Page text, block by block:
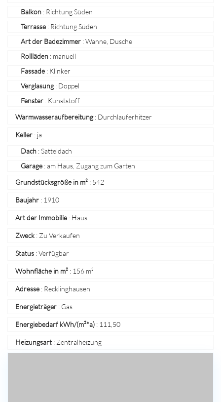
Balkon : Richtung Süden
Terrasse : Richtung Süden
Art der Badezimmer : Wanne, Dusche
Rollläden : manuell
Fassade : Klinker
Verglasung: Doppel
Fenster : Kunststoff
Warmwasseraufbereitung : Durchlauferhitzer
Keller : ja
Dach : Satteldach
Garage : am Haus, Zugang zum Garten
Grundstücksgröße in m² : 542
Baujahr : 1910
Art der Immobilie : Haus
Zweck : Zu Verkaufen
Status :Verfügbar
Wohnfläche in m² : 156 m²
Adresse : Recklinghausen
Energieträger : Gas
Energiebedarf kWh/(m²*a) : 111,50
Heizungsart : Zentralheizung